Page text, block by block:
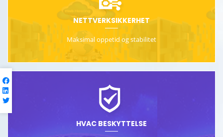
NETTVERKSIKKERHET
Maksimal oppetid og stabilitet
HVAC BESKYTTELSE